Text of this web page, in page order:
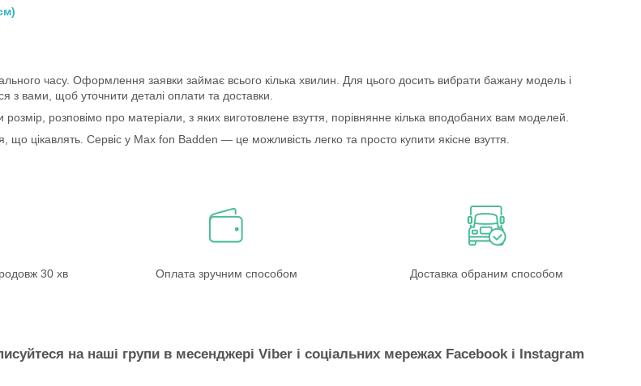
часу. Оформлення заявки займає всього кілька хвилин. Для цього досить вибрати бажану модель і
вами, щоб уточнити деталі оплати та доставки.
розповімо про матеріали, з яких виготовлене взуття, порівнянне кілька вподобаних вам моделей.
що цікавлять. Сервіс у Max fon Badden — це можливість легко та просто купити якісне взуття.
30 хв Оплата зручним способом Доставка обраним способом
на наші групи в месенджері Viber і соціальних мережах Facebook і Instagram